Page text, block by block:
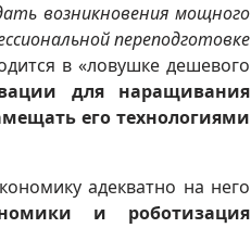
возникновения мощного
переподготовке
в «ловушке дешевого
для наращивания
его технологиями
адекватно на него
и роботизация